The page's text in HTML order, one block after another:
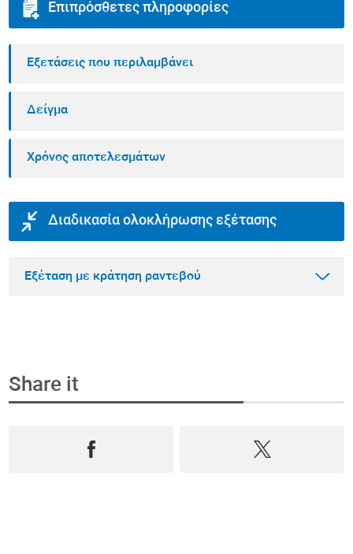
Επιπρόσθετες πληροφορίες
Εξετάσεις που περιλαμβάνει
Δείγμα
Χρόνος αποτελεσμάτων
Διαδικασία ολοκλήρωσης εξέτασης
Εξέταση με κράτηση ραντεβού
Βήμα 1
Share it